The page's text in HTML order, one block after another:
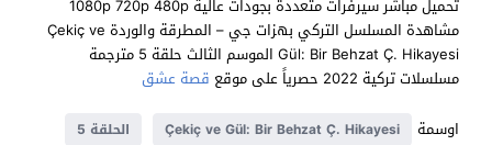
تحميل مباشر سيرفرات متعددة بجودات عالية 1080p 720p 480p
مشاهدة المسلسل التركي بهزات جي – المطرقة والوردة Çekiç ve
Gül: Bir Behzat Ç. Hikayesi الموسم الثالث حلقة 5 مترجمة
مسلسلات تركية 2022 حصرياً على موقع
قصة عشق
اوسمة
Çekiç ve Gül: Bir Behzat Ç. Hikayesi
الحلقة 5